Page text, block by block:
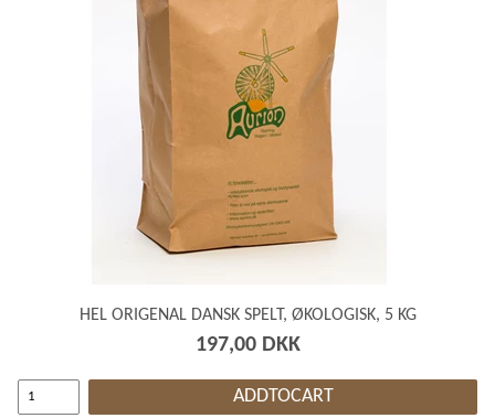
HEL ORIGENAL DANSK SPELT, ØKOLOGISK, 5 KG
197,00 DKK
ADDTOCART